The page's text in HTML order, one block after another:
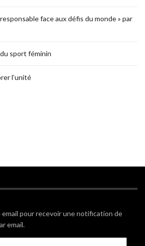
face aux défis du monde » par
sport féminin
l’unité
email pour recevoir une notification de
email.